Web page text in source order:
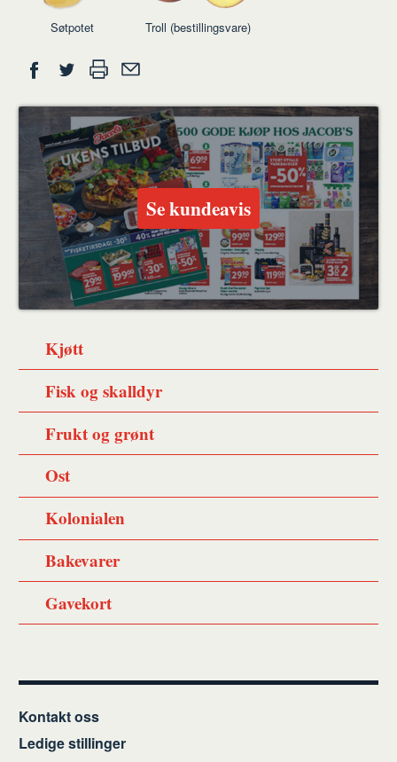
Søtpotet Troll (bestillingsvare)
Del
på
Facebook
på
Twitter
ut en
venn
Se kundeavis
Kjøtt
Fisk og skalldyr
Frukt og grønt
Ost
Kolonialen
Bakevarer
Gavekort
Kontakt oss
Ledige stillinger